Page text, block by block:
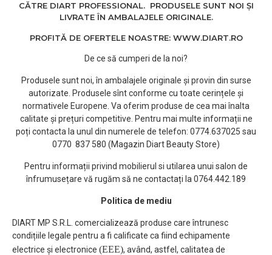
CĂTRE DIART PROFESSIONAL. PRODUSELE SUNT NOI ȘI
LIVRATE ÎN AMBALAJELE ORIGINALE.
PROFITĂ DE OFERTELE NOASTRE: WWW.DIART.RO
De ce să cumperi de la noi?
Produsele sunt noi, în ambalajele originale și provin din surse
autorizate. Produsele sînt conforme cu toate cerințele și
normativele Europene. Va oferim produse de cea mai înalta
calitate și prețuri competitive. Pentru mai multe informații ne
poți contacta la unul din numerele de telefon: 0774.637025 sau
0770 837 580 (Magazin Diart Beauty Store)
Pentru informații privind mobilierul si utilarea unui salon de
înfrumusețare vă rugăm să ne contactați la 0764.442.189
Politica de mediu
DIART MP S.R.L. comercializează produse care întrunesc
condițiile legale pentru a fi calificate ca fiind echipamente
electrice și electronice (EEE), având, astfel, calitatea de